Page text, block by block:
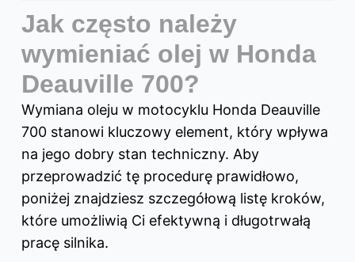
Jak często należy
wymieniać olej w Honda
Deauville 700?
Wymiana oleju w motocyklu Honda Deauville
700 stanowi kluczowy element, który wpływa
na jego dobry stan techniczny. Aby
przeprowadzić tę procedurę prawidłowo,
poniżej znajdziesz szczegółową listę kroków,
które umożliwią Ci efektywną i długotrwałą
pracę silnika.